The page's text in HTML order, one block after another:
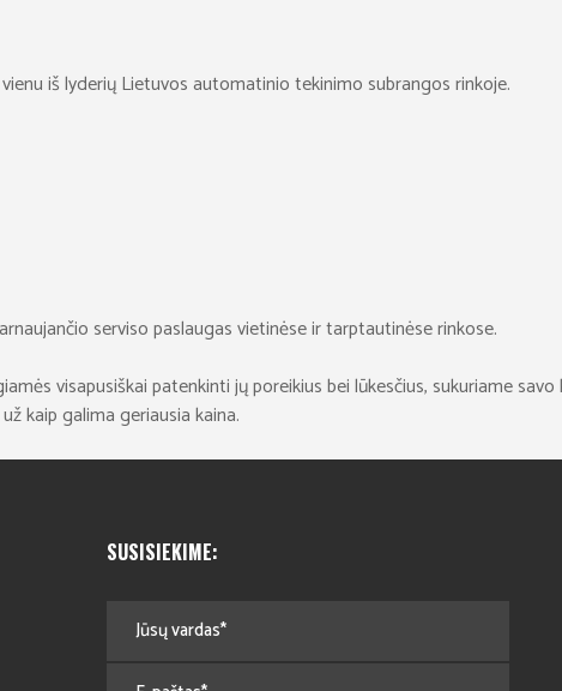
iš lyderių Lietuvos automatinio tekinimo subrangos rinkoje.
serviso paslaugas vietinėse ir tarptautinėse rinkose.
visapusiškai patenkinti jų poreikius bei lūkesčius, sukuriame
kaip galima geriausia kaina.
SUSISIEKIME: